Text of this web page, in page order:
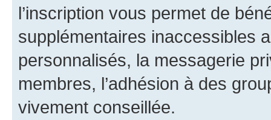
l’inscription vous permet de
supplémentaires inaccessibles
personnalisés, la messagerie
membres, l’adhésion à des
vivement conseillée.